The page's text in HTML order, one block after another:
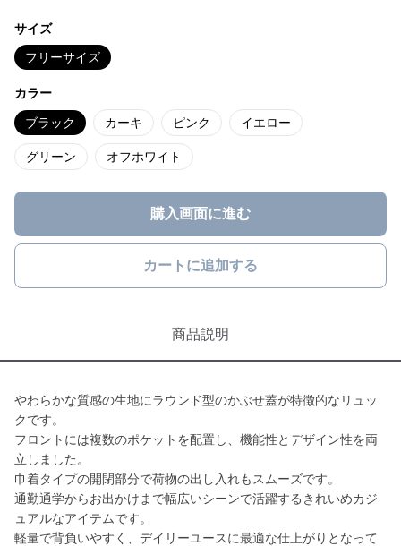
サイズ
フリーサイズ
カラー
ブラック カーキ ピンク イエロー
グリーン オフホワイト
購入画面に進む
カートに追加する
商品説明
やわらかな質感の生地にラウンド型のかぶせ蓋が特徴的なリュッ
クです。
フロントには複数のポケットを配置し、機能性とデザイン性を両
立しました。
巾着タイプの開閉部分で荷物の出し入れもスムーズです。
通勤通学からお出かけまで幅広いシーンで活躍するきれいめカジ
ュアルなアイテムです。
軽量で背負いやすく、デイリーユースに最適な仕上がりとなって